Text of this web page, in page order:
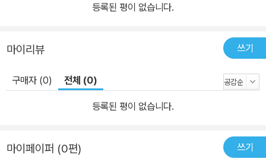
등록된 평이 없습니다.
마이리뷰 쓰기
구매자 (0) 전체 (0)
등록된 평이 없습니다.
마이페이퍼 (0편) 쓰기